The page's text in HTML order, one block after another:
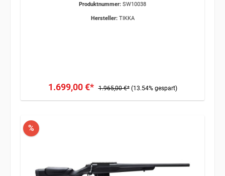
5/8"x24ERWERBSBERECHTIGUNG ERFORDERLICH /
VERSAND ÜBER OVERNITE KURIER 34,95€
Produktnummer: SW10038
Hersteller: TIKKA
1.699,00 €* 1.965,00 €* (13.54% gespart)
%